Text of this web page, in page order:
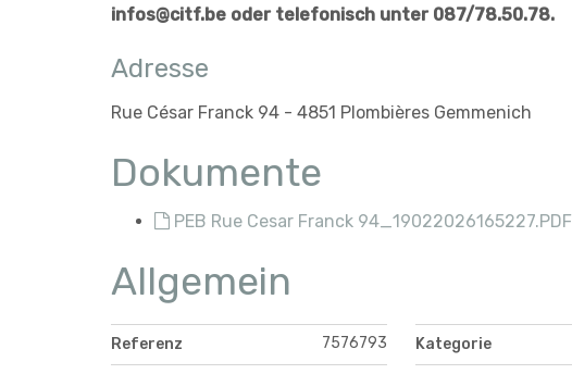
infos@citf.be oder telefonisch unter 087/78.50.78.
Adresse
Rue César Franck 94 - 4851 Plombières Gemmenich
Dokumente
PEB Rue Cesar Franck 94_19022026165227.PDF
Allgemein
Referenz 7576793 Kategorie